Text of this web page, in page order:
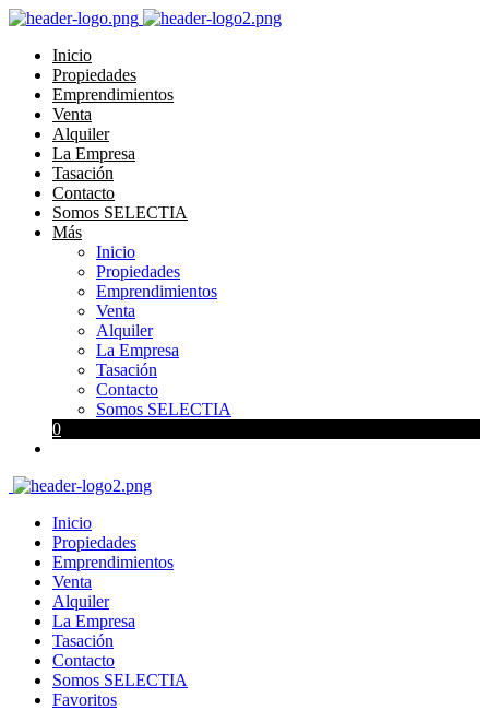
Inicio
Propiedades
Emprendimientos
Venta
Alquiler
La Empresa
Tasación
Contacto
Somos SELECTIA
Más
Inicio
Propiedades
Emprendimientos
Venta
Alquiler
La Empresa
Tasación
Contacto
Somos SELECTIA
0
Inicio
Propiedades
Emprendimientos
Venta
Alquiler
La Empresa
Tasación
Contacto
Somos SELECTIA
Favoritos